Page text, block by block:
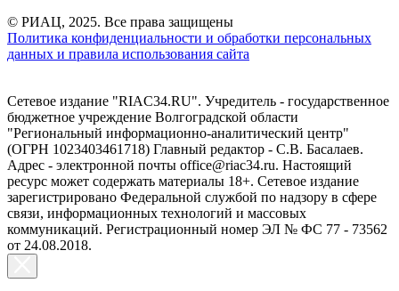
© РИАЦ, 2025. Все права защищены
Политика конфиденциальности и обработки персональных
данных и правила использования сайта
Сетевое издание "RIAC34.RU". Учредитель - государственное
бюджетное учреждение Волгоградской области
"Региональный информационно-аналитический центр"
(ОГРН 1023403461718) Главный редактор - С.В. Басалаев.
Адрес - электронной почты office@riac34.ru. Настоящий
ресурс может содержать материалы 18+. Сетевое издание
зарегистрировано Федеральной службой по надзору в сфере
связи, информационных технологий и массовых
коммуникаций. Регистрационный номер ЭЛ № ФС 77 - 73562
от 24.08.2018.